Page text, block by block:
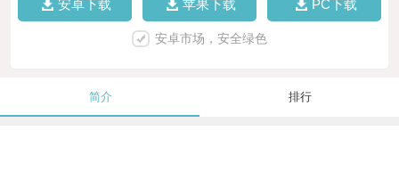
安卓下载 苹果下载 PC下载
安卓市场，安全绿色
简介 排行